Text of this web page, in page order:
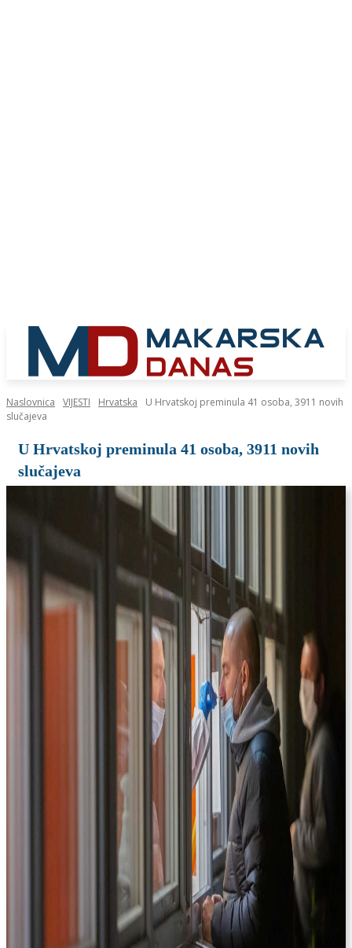
Naslovnica VIJESTI Hrvatska
U Hrvatskoj preminula 41 osoba, 3911 novih
slučajeva
U Hrvatskoj preminula 41 osoba, 3911 novih
slučajeva